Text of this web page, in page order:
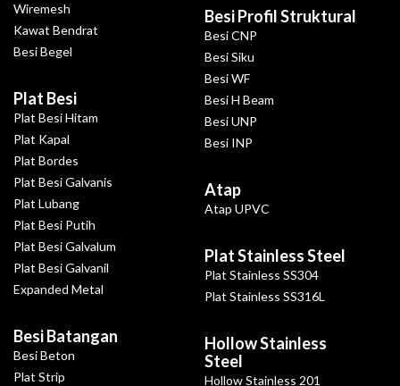
Wiremesh
Kawat Bendrat
Besi Begel
Plat Besi
Plat Besi Hitam
Plat Kapal
Plat Bordes
Plat Besi Galvanis
Plat Lubang
Plat Besi Putih
Plat Besi Galvalum
Plat Besi Galvanil
Expanded Metal
Besi Batangan
Besi Beton
Plat Strip
Besi Profil Struktural
Besi CNP
Besi Siku
Besi WF
Besi H Beam
Besi UNP
Besi INP
Atap
Atap UPVC
Plat Stainless Steel
Plat Stainless SS304
Plat Stainless SS316L
Hollow Stainless
Steel
Hollow Stainless 201